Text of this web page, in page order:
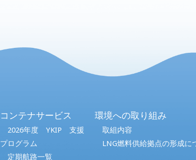
コンテナサービス
2026年度 YKIP 支援
プログラム
定期航路一覧
環境への取り組み
取組内容
LNG燃料供給拠点の形成に